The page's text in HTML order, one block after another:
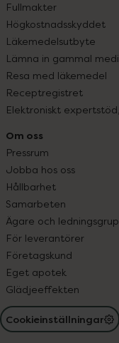
Fullmakter
Högkostnadsskyddet
Läkemedelsutbyte
Lämna in gammal
Resa med läkemedel
Receptregistret
Elektroniskt
Om oss
Pressrum
Jobba hos oss
Hållbarhet
Samarbeten
Ägare och
För leverantörer
Företagskund
Eget apotek
Glädjeeffekten
Cookieinställningar